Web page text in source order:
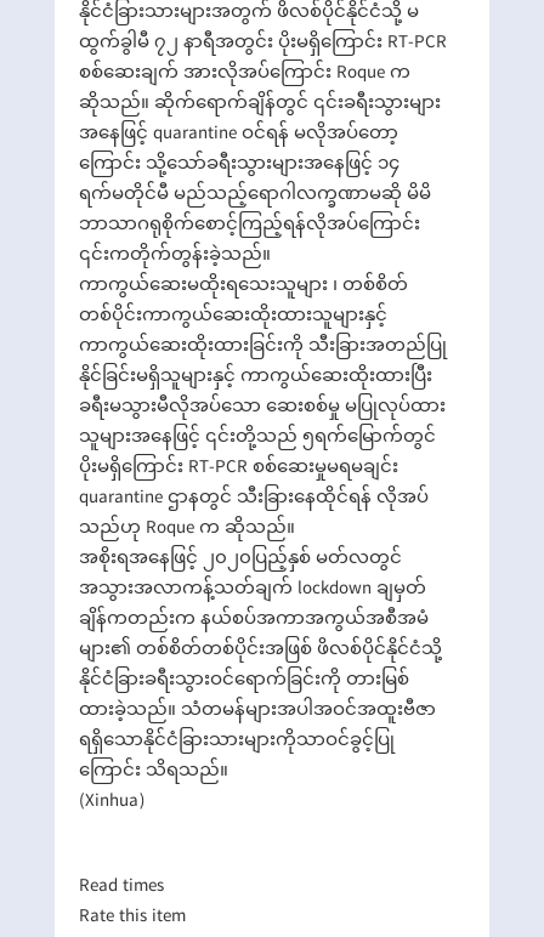
နိုင်ငံခြားသားများအတွက် ဖိလစ်ပိုင်နိုင်ငံသို့ မ
ထွက်ခွါမီ ၇၂ နာရီအတွင်း ပိုးမရှိကြောင်း RT-PCR
စစ်ဆေးချက် အားလိုအပ်ကြောင်း Roque က
ဆိုသည်။ ဆိုက်ရောက်ချိန်တွင် ၎င်းခရီးသွားများ
အနေဖြင့် quarantine ဝင်ရန် မလိုအပ်တော့
ကြောင်း သို့သော်ခရီးသွားများအနေဖြင့် ၁၄
ရက်မတိုင်မီ မည်သည့်ရောဂါလက္ခဏာမဆို မိမိ
ဘာသာဂရုစိုက်စောင့်ကြည့်ရန်လိုအပ်ကြောင်း
၎င်းကတိုက်တွန်းခဲ့သည်။
ကာကွယ်ဆေးမထိုးရသေးသူများ ၊ တစ်စိတ်
တစ်ပိုင်းကာကွယ်ဆေးထိုးထားသူများနှင့်
ကာကွယ်ဆေးထိုးထားခြင်းကို သီးခြားအတည်ပြု
နိုင်ခြင်းမရှိသူများနှင့် ကာကွယ်ဆေးထိုးထားပြီး
ခရီးမသွားမီလိုအပ်သော ဆေးစစ်မှု မပြုလုပ်ထား
သူများအနေဖြင့် ၎င်းတို့သည် ၅ရက်မြောက်တွင်
ပိုးမရှိကြောင်း RT-PCR စစ်ဆေးမှုမရမချင်း
quarantine ဌာနတွင် သီးခြားနေထိုင်ရန် လိုအပ်
သည်ဟု Roque က ဆိုသည်။
အစိုးရအနေဖြင့် ၂၀၂၀ပြည့်နှစ် မတ်လတွင်
အသွားအလာကန့်သတ်ချက် lockdown ချမှတ်
ချိန်ကတည်းက နယ်စပ်အကာအကွယ်အစီအမံ
များ၏ တစ်စိတ်တစ်ပိုင်းအဖြစ် ဖိလစ်ပိုင်နိုင်ငံသို့
နိုင်ငံခြားခရီးသွားဝင်ရောက်ခြင်းကို တားမြစ်
ထားခဲ့သည်။ သံတမန်များအပါအဝင်အထူးဗီဇာ
ရရှိသောနိုင်ငံခြားသားများကိုသာဝင်ခွင့်ပြု
ကြောင်း သိရသည်။
(Xinhua)
Readtimes
Rate this item